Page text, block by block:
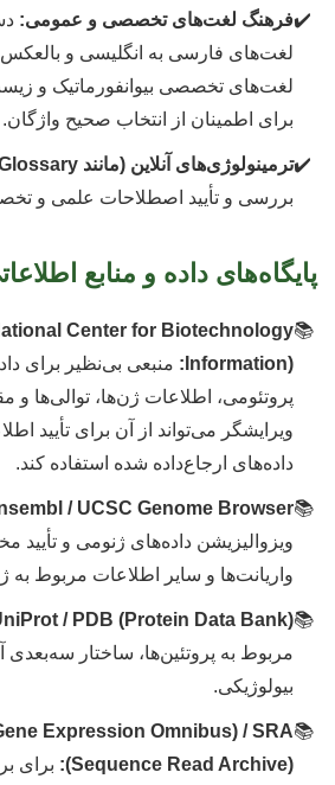
فرهنگ لغت‌های تخصصی و عمومی:
لغت‌های فارسی به انگلیسی و
لغت‌های تخصصی بیوانفورماتیک و
برای اطمینان از انتخاب صحیح واژگان.
ترمینولوژی‌های آنلاین (مانند NCBI Glossary):
بررسی و تأیید اصطلاحات علمی و
پایگاه‌های داده و منابع
Center for Biotechnology
Information):
منبعی بی‌نظیر برای
پروتئومی، اطلاعات ژن‌ها، توالی‌ها و
ویرایشگر می‌تواند از آن برای تأیید
داده‌های ارجاع‌داده شده استفاده کند.
/ UCSC Genome Browser:
ویزوالیزیشن داده‌های ژنومی و تأیید
واریانت‌ها و سایر اطلاعات مربوط به
/ PDB (Protein Data Bank):
مربوط به پروتئین‌ها، ساختار سه‌بعدی
بیولوژیکی.
Expression Omnibus) / SRA
(Sequence Read Archive): برای